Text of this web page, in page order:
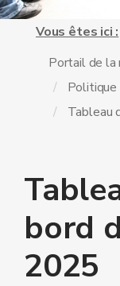
Vous êtes ici :
Portail de la
Tableau
bord
2025